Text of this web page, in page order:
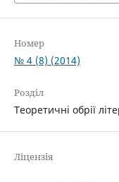
Номер
№ 4 (8) (2014)
Розділ
Теоретичні обрії
Ліцензія